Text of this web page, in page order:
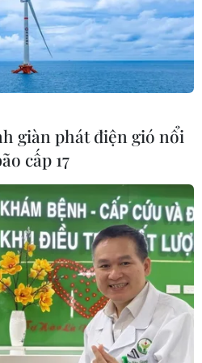
MỤC
Arrow giữa
leo thang
giàn phát điện gió nổi
cấp 17